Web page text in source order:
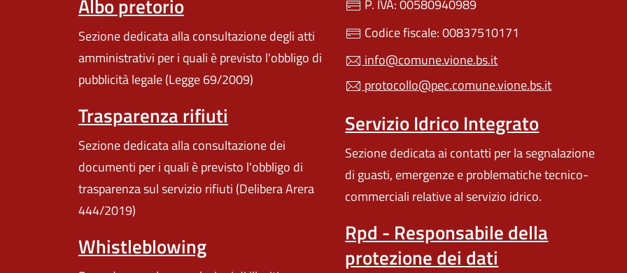
Albo pretorio
Sezione dedicata alla consultazione degli atti
amministrativi per i quali è previsto l'obbligo di
pubblicità legale (Legge 69/2009)
Trasparenza rifiuti
Sezione dedicata alla consultazione dei
documenti per i quali è previsto l'obbligo di
trasparenza sul servizio rifiuti (Delibera Arera
444/2019)
Whistleblowing
P. IVA: 00580940989
Codice fiscale: 00837510171
info@comune.vione.bs.it
protocollo@pec.comune.vione.bs.it
Servizio Idrico Integrato
Sezione dedicata ai contatti per la segnalazione
di guasti, emergenze e problematiche tecnico-
commerciali relative al servizio idrico.
Rpd - Responsabile della
protezione dei dati